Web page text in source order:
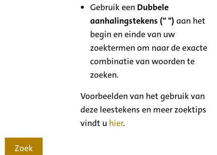
Gebruik een Dubbele
aanhalingstekens (" ") aan het
begin en einde van uw
zoektermen om naar de exacte
combinatie van woorden te
zoeken.
Voorbeelden van het gebruik van
deze leestekens en meer zoektips
vindt u hier.
Zoek